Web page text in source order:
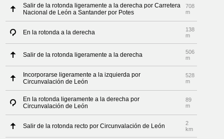
Salir de la rotonda ligeramente a la derecha por Carretera
Nacional de León a Santander por Potes
708
m
En la rotonda a la derecha
138
m
Salir de la rotonda ligeramente a la derecha
506
m
Incorporarse ligeramente a la izquierda por
Circunvalación de León
528
m
En la rotonda ligeramente a la derecha por
Circunvalación de León
89
m
Salir de la rotonda recto por Circunvalación de León
2
km